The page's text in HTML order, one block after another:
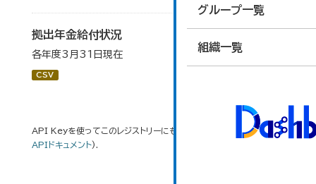
グループ一覧
組織一覧
拠出年金給付状況
各年度3月31日現在
CSV
API Keyを使ってこのレジストリーにもアクセス可能ですAPI(see
APIドキュメント).